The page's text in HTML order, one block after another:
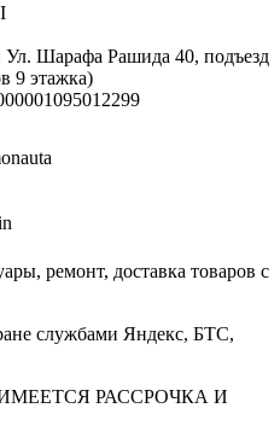
Ул. Шарафа Рашида 40, подъезд
9 этажка)
ремонт, доставка товаров с
службами Яндекс, БТС,
РАССРОЧКА И